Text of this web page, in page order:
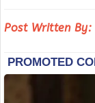
Post Written By: